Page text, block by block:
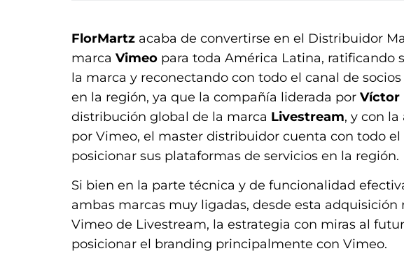
FlorMartz acaba de convertirse en el Distribuidor
marca Vimeo para toda América Latina, ratificando
la marca y reconectando con todo el canal de
en la región, ya que la compañía liderada por Víctor
distribución global de la marca Livestream, y con
por Vimeo, el master distribuidor cuenta con todo
posicionar sus plataformas de servicios en la región.
Si bien en la parte técnica y de funcionalidad
ambas marcas muy ligadas, desde esta adquisición
Vimeo de Livestream, la estrategia con miras al
posicionar el branding principalmente con Vimeo.